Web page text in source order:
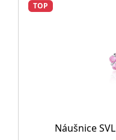
TOP
Náušnice